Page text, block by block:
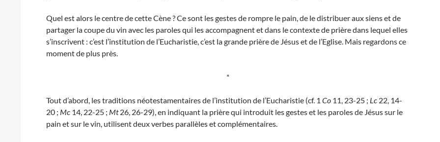
Quel est alors le centre de cette Cène ? Ce sont les gestes de rompre le pain, de le distribuer aux siens et de
partager la coupe du vin avec les paroles qui les accompagnent et dans le contexte de prière dans lequel elles
s’inscrivent : c’est l’institution de l’Eucharistie, c’est la grande prière de Jésus et de l’Eglise. Mais regardons ce
moment de plus près.
*
Tout d’abord, les traditions néotestamentaires de l’institution de l’Eucharistie (cf. 1Co 11, 23-25 ; Lc 22, 14-
20 ; Mc 14, 22-25 ; Mt26, 26-29), en indiquant la prière qui introduit les gestes et les paroles de Jésus sur le
pain et sur le vin, utilisent deux verbes parallèles et complémentaires.